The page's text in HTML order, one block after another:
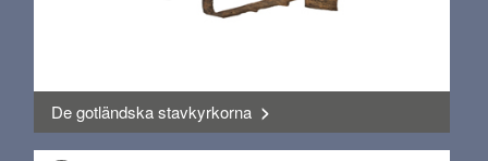
De gotländska stavkyrkorna >